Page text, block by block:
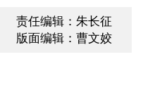
责任编辑：朱长征
版面编辑：曹文姣